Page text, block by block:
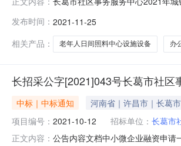
期：2021年11月24日9时00分6.
发布时间： 2021-11-25
相关产品：
老年人日间照料中心设施设备 办
长招采公字[2021]043号长葛市社
中标｜中标通知
河南省｜许昌市｜长葛市
项目编号： 2021-10-12 招标单位： 长葛市
正文内容： 公告内容文档中小微企业融资申